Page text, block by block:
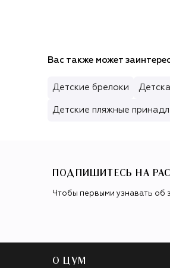
Вас также может
Детские брелоки
Детские пляжные
ПОДПИШИТЕСЬ НА
Чтобы первыми узнавать об
О ЦУМ